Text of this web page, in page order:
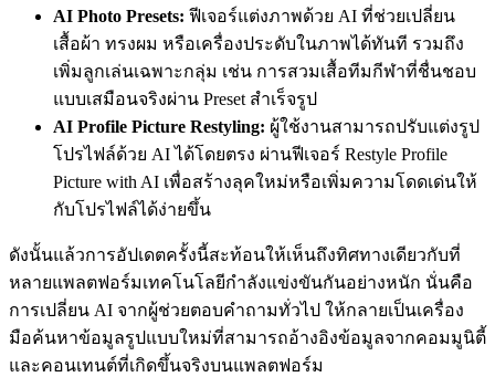
AI Photo Presets: ฟีเจอร์แต่งภาพด้วย AI ที่ช่วยเปลี่ยน
เสื้อผ้า ทรงผม หรือเครื่องประดับในภาพได้ทันที รวมถึง
เพิ่มลูกเล่นเฉพาะกลุ่ม เช่น การสวมเสื้อทีมกีฬาที่ชื่นชอบ
แบบเสมือนจริงผ่าน Preset สำเร็จรูป
AI Profile Picture Restyling: ผู้ใช้งานสามารถปรับแต่งรูป
โปรไฟล์ด้วย AI ได้โดยตรง ผ่านฟีเจอร์ Restyle Profile
Picture with AI เพื่อสร้างลุคใหม่หรือเพิ่มความโดดเด่นให้
กับโปรไฟล์ได้ง่ายขึ้น
ดังนั้นแล้วการอัปเดตครั้งนี้สะท้อนให้เห็นถึงทิศทางเดียวกับที่
หลายแพลตฟอร์มเทคโนโลยีกำลังแข่งขันกันอย่างหนัก นั่นคือ
การเปลี่ยน AI จากผู้ช่วยตอบคำถามทั่วไป ให้กลายเป็นเครื่อง
มือค้นหาข้อมูลรูปแบบใหม่ที่สามารถอ้างอิงข้อมูลจากคอมมูนิตี้
และคอนเทนต์ที่เกิดขึ้นจริงบนแพลตฟอร์ม